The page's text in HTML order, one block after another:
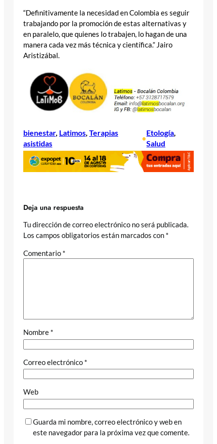
“Definitivamente la necesidad en Colombia es seguir
trabajando por la promoción de estas alternativas y
en paralelo, que quienes lo trabajen, lo hagan de una
manera cada vez más técnica y científica.” Jairo
Aristizábal.
bienestar, Latimos Terapias
asistidas
•
Etología
Salud
Deja una respuesta
Tu dirección de correo electrónico no será publicada.
Los campos obligatorios están marcados con *
Comentario *
Nombre *
Correo electrónico *
Web
Guarda mi nombre, correo electrónico y web en
este navegador para la próxima vez que comente.